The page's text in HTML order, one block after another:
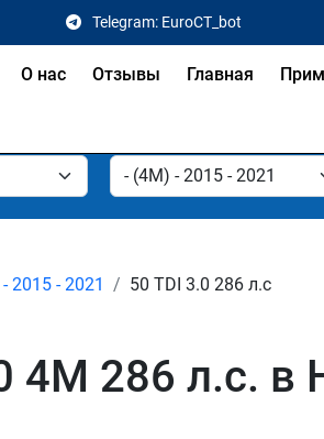
Telegram: EuroCT_bot
О нас Отзывы Главная
2015 - 2021 50 TDI 3.0 286 л.с
4M 286 л.с.